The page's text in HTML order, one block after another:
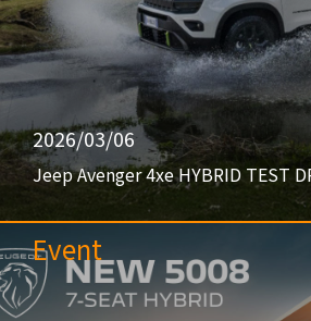
2026/03/06
Jeep Avenger 4xe HYBRID TEST
Event